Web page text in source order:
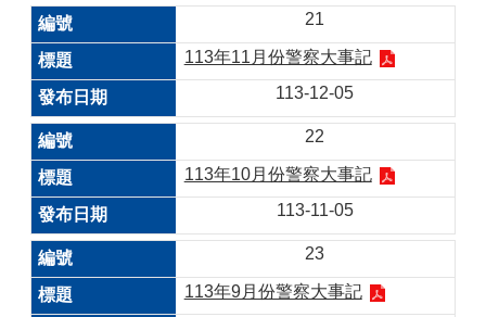
21
113年11月份警察大事記
113-12-05
22
113年10月份警察大事記
113-11-05
23
113年9月份警察大事記